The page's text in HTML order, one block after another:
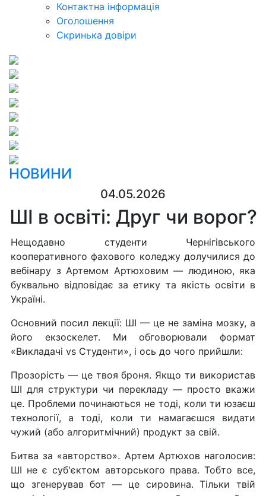
Контактна інформація
Оголошення
Скринька довіри
НОВИНИ
04.05.2026
ШІ в освіті: Друг чи ворог?
Нещодавно студенти Чернігівського
кооперативного фахового коледжу долучилися до
вебінару з Артемом Артюховим — людиною, яка
буквально відповідає за етику та якість освіти в
Україні.
Основний посил лекції: ШІ — це не заміна мозку, а
його екзоскелет. Ми обговорювали формат
«Викладачі vs Студенти», і ось до чого прийшли:
Прозорість — це твоя броня. Якщо ти використав
ШІ для структури чи перекладу — просто вкажи
це. Проблеми починаються не тоді, коли ти юзаєш
технології, а тоді, коли ти намагаєшся видати
чужий (або алгоритмічний) продукт за свій.
Битва за «авторство». Артем Артюхов наголосив:
ШІ не є суб'єктом авторського права. Тобто все,
що згенерував бот — це сировина. Тільки твій